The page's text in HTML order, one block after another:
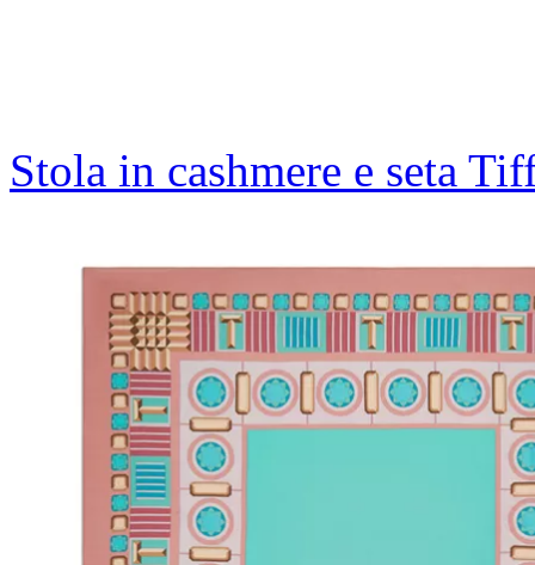
Stola in cashmere e seta